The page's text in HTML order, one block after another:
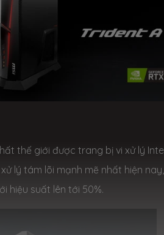
thế giới được trang bị vi xử lý
lý tám lõi mạnh mẽ nhất hiện nay,
hiệu suất lên tới 50%.